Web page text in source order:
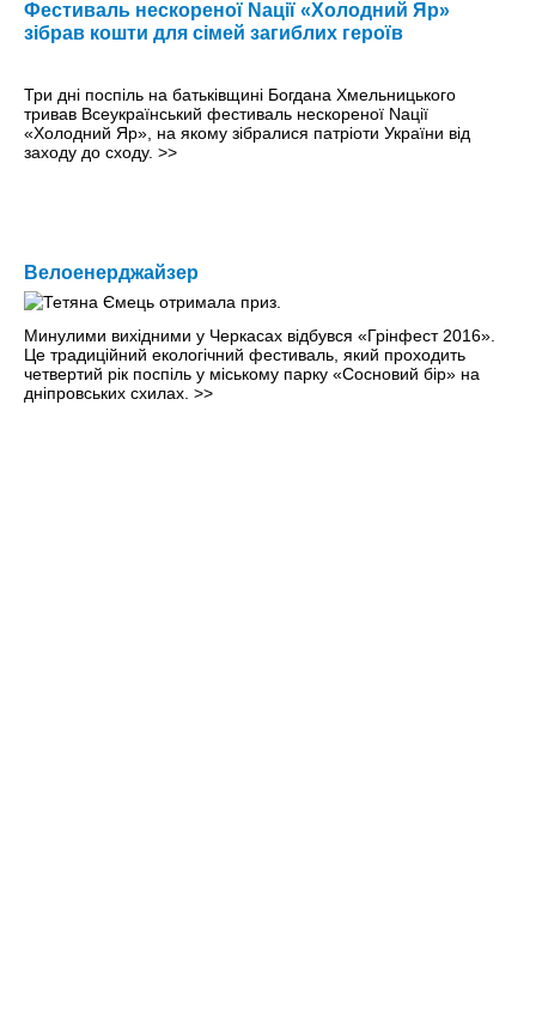
Фестиваль нескореної Nації «Холодний Яр»
зібрав кошти для сімей загиблих героїв
Три дні поспіль на батьківщині Богдана Хмельницького
тривав Всеукраїнський фестиваль нескореної Nації
«Холодний Яр», на якому зібралися патріоти України від
заходу до сходу. >>
Велоенерджайзер
Минулими вихiдними у Черкасах відбувся «Грінфест 2016».
Це традиційний екологічний фестиваль, який проходить
четвертий рік поспіль у міському парку «Сосновий бір» на
дніпровських схилах. >>